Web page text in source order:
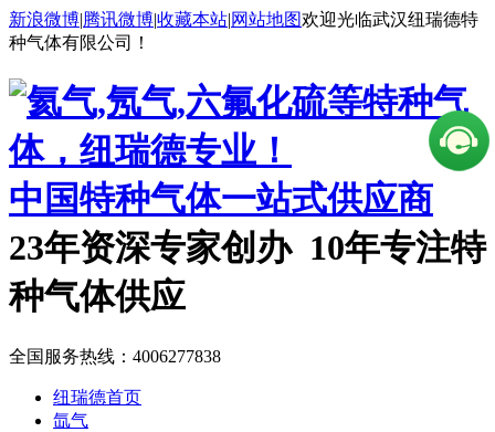
新浪微博|腾讯微博|收藏本站|网站地图欢迎光临武汉纽瑞德特
种气体有限公司！
中国特种气体一站式供应商
23年资深专家创办 10年专注特
种气体供应
全国服务热线： 4006277838
纽瑞德首页
氙气